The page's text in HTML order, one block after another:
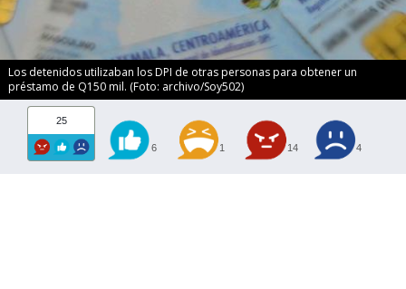
Los detenidos utilizaban los DPI de otras personas para obtener un
préstamo de Q150 mil. (Foto: archivo/Soy502)
25
6 1 14 4